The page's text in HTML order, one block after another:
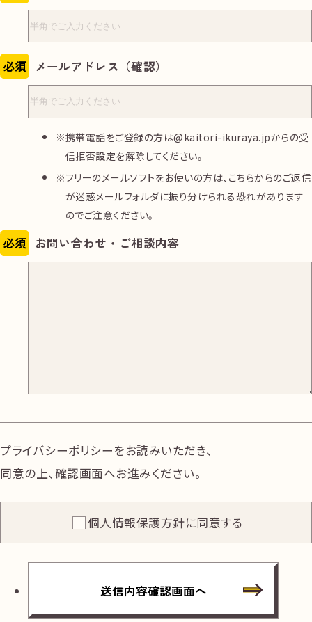
必須 メールアドレス（確認）
携帯電話をご登録の方は@kaitori-ikuraya.jpからの受
信拒否設定を解除してください。
フリーのメールソフトをお使いの方は、こちらからのご返信
が迷惑メールフォルダに振り分けられる恐れがあります
のでご注意ください。
必須 お問い合わせ・ご相談内容
プライバシーポリシーをお読みいただき、
同意の上、確認画面へお進みください。
個人情報保護方針に同意する
送信内容確認画面へ